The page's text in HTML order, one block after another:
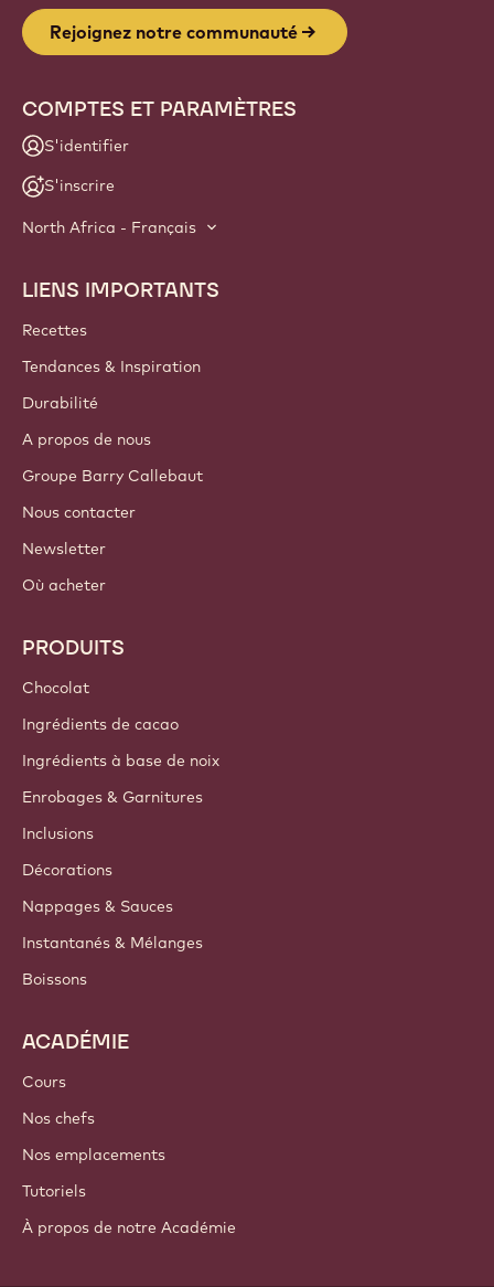
Rejoignez notre communauté
COMPTES ET PARAMÈTRES
S'identifier
S'inscrire
North Africa - Français
Footer
Callebaut
LIENS IMPORTANTS
Recettes
Tendances & Inspiration
Durabilité
A propos de nous
Groupe Barry Callebaut
Nous contacter
Newsletter
Où acheter
PRODUITS
Chocolat
Ingrédients de cacao
Ingrédients à base de noix
Enrobages & Garnitures
Inclusions
Décorations
Nappages & Sauces
Instantanés & Mélanges
Boissons
ACADÉMIE
Cours
Nos chefs
Nos emplacements
Tutoriels
À propos de notre Académie